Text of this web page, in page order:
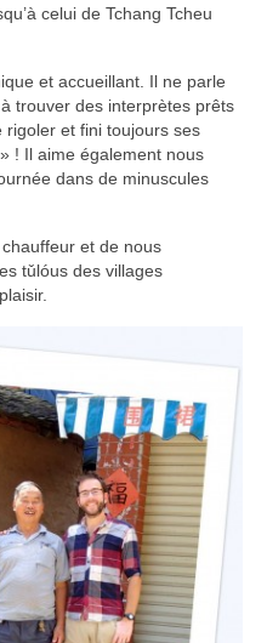
celui de Tchang Tcheu
et accueillant. Il ne parle
trouver des interprètes prêts
rigoler et fini toujours ses
! Il aime également nous
dans de minuscules
et de nous
tǔlóus des villages